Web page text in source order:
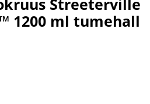
Streeterville
1200 ml tumehall